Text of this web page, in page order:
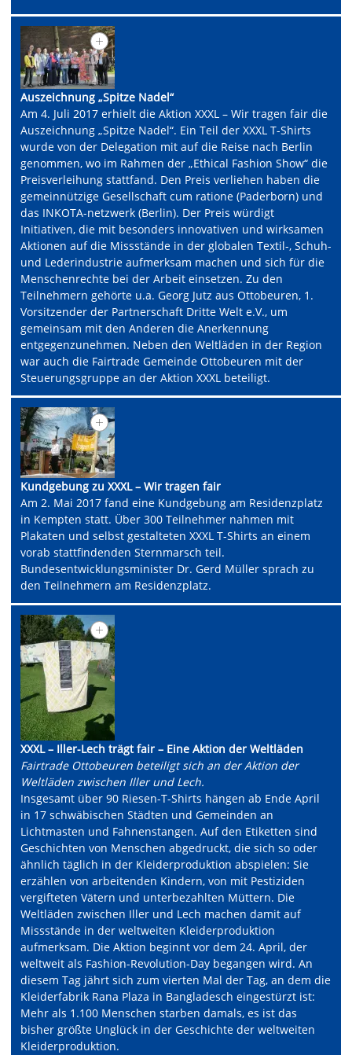
Auszeichnung „Spitze Nadel“
Am 4. Juli 2017 erhielt die Aktion XXXL – Wir tragen fair die
Auszeichnung „Spitze Nadel“. Ein Teil der XXXL T-Shirts
wurde von der Delegation mit auf die Reise nach Berlin
genommen, wo im Rahmen der „Ethical Fashion Show“ die
Preisverleihung stattfand. Den Preis verliehen haben die
gemeinnützige Gesellschaft cum ratione (Paderborn) und
das INKOTA-netzwerk (Berlin). Der Preis würdigt
Initiativen, die mit besonders innovativen und wirksamen
Aktionen auf die Missstände in der globalen Textil-, Schuh-
und Lederindustrie aufmerksam machen und sich für die
Menschenrechte bei der Arbeit einsetzen. Zu den
Teilnehmern gehörte u.a. Georg Jutz aus Ottobeuren, 1.
Vorsitzender der Partnerschaft Dritte Welt e.V., um
gemeinsam mit den Anderen die Anerkennung
entgegenzunehmen. Neben den Weltläden in der Region
war auch die Fairtrade Gemeinde Ottobeuren mit der
Steuerungsgruppe an der Aktion XXXL beteiligt.
Kundgebung zu XXXL – Wir tragen fair
Am 2. Mai 2017 fand eine Kundgebung am Residenzplatz
in Kempten statt. Über 300 Teilnehmer nahmen mit
Plakaten und selbst gestalteten XXXL T-Shirts an einem
vorab stattfindenden Sternmarsch teil.
Bundesentwicklungsminister Dr. Gerd Müller sprach zu
den Teilnehmern am Residenzplatz.
XXXL – Iller-Lech trägt fair – Eine Aktion der Weltläden
Fairtrade Ottobeuren beteiligt sich an der Aktion der
Weltläden zwischen Iller und Lech.
Insgesamt über 90 Riesen-T-Shirts hängen ab Ende April
in 17 schwäbischen Städten und Gemeinden an
Lichtmasten und Fahnenstangen. Auf den Etiketten sind
Geschichten von Menschen abgedruckt, die sich so oder
ähnlich täglich in der Kleiderproduktion abspielen: Sie
erzählen von arbeitenden Kindern, von mit Pestiziden
vergifteten Vätern und unterbezahlten Müttern. Die
Weltläden zwischen Iller und Lech machen damit auf
Missstände in der weltweiten Kleiderproduktion
aufmerksam. Die Aktion beginnt vor dem 24. April, der
weltweit als Fashion-Revolution-Day begangen wird. An
diesem Tag jährt sich zum vierten Mal der Tag, an dem die
Kleiderfabrik Rana Plaza in Bangladesch eingestürzt ist:
Mehr als 1.100 Menschen starben damals, es ist das
bisher größte Unglück in der Geschichte der weltweiten
Kleiderproduktion.